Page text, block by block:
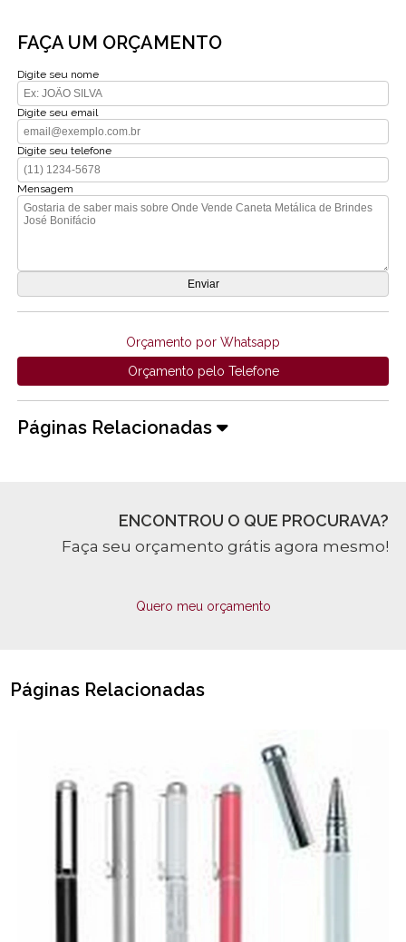
FAÇA UM ORÇAMENTO
Digite seu nome
Digite seu email
Digite seu telefone
Mensagem
Orçamento por Whatsapp
Orçamento pelo Telefone
Páginas Relacionadas
ENCONTROU O QUE PROCURAVA?
Faça seu orçamento grátis agora mesmo!
Quero meu orçamento
Páginas Relacionadas